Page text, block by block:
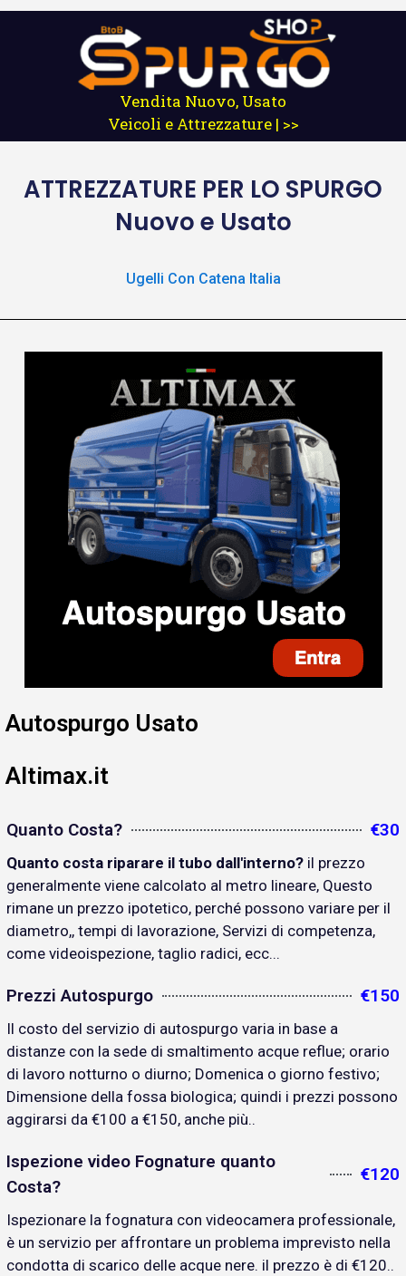
Vendita Nuovo, Usato
Veicoli e Attrezzature | >>
ATTREZZATURE PER LO SPURGO
Nuovo e Usato
Ugelli Con Catena Italia
Autospurgo Usato
Altimax.it
Quanto Costa? €30
Quanto costa riparare il tubo dall'interno? il prezzo
generalmente viene calcolato al metro lineare, Questo
rimane un prezzo ipotetico, perché possono variare per il
diametro,, tempi di lavorazione, Servizi di competenza,
come videoispezione, taglio radici, ecc...
Prezzi Autospurgo €150
Il costo del servizio di autospurgo varia in base a
distanze con la sede di smaltimento acque reflue; orario
di lavoro notturno o diurno; Domenica o giorno festivo;
Dimensione della fossa biologica; quindi i prezzi possono
aggirarsi da €100 a €150, anche più..
Ispezione video Fognature quanto
Costa?
€120
Ispezionare la fognatura con videocamera professionale,
è un servizio per affrontare un problema imprevisto nella
condotta di scarico delle acque nere. il prezzo è di €120..